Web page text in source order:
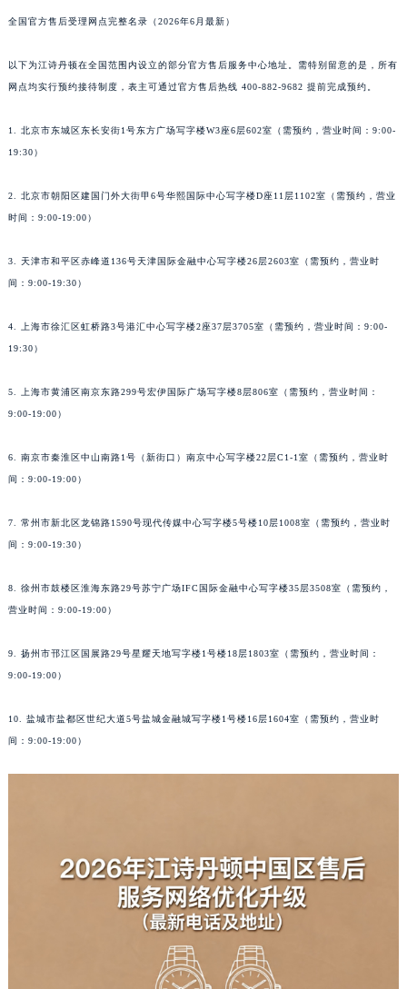
全国官方售后受理网点完整名录（2026年6月最新）
以下为江诗丹顿在全国范围内设立的部分官方售后服务中心地址。需特别留意的是，所有
网点均实行预约接待制度，表主可通过官方售后热线 400-882-9682 提前完成预约。
1. 北京市东城区东长安街1号东方广场写字楼W3座6层602室（需预约，营业时间：9:00-
19:30）
2. 北京市朝阳区建国门外大街甲6号华熙国际中心写字楼D座11层1102室（需预约，营业
时间：9:00-19:00）
3. 天津市和平区赤峰道136号天津国际金融中心写字楼26层2603室（需预约，营业时
间：9:00-19:30）
4. 上海市徐汇区虹桥路3号港汇中心写字楼2座37层3705室（需预约，营业时间：9:00-
19:30）
5. 上海市黄浦区南京东路299号宏伊国际广场写字楼8层806室（需预约，营业时间：
9:00-19:00）
6. 南京市秦淮区中山南路1号（新街口）南京中心写字楼22层C1-1室（需预约，营业时
间：9:00-19:00）
7. 常州市新北区龙锦路1590号现代传媒中心写字楼5号楼10层1008室（需预约，营业时
间：9:00-19:30）
8. 徐州市鼓楼区淮海东路29号苏宁广场IFC国际金融中心写字楼35层3508室（需预约，
营业时间：9:00-19:00）
9. 扬州市邗江区国展路29号星耀天地写字楼1号楼18层1803室（需预约，营业时间：
9:00-19:00）
10. 盐城市盐都区世纪大道5号盐城金融城写字楼1号楼16层1604室（需预约，营业时
间：9:00-19:00）